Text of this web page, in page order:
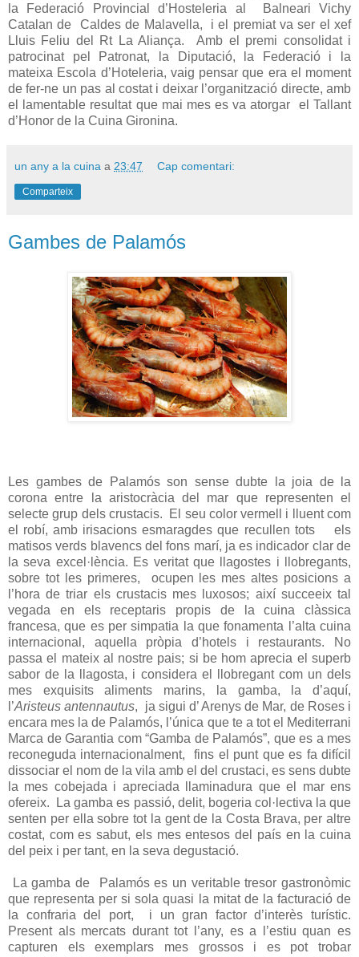
la Federació Provincial d’Hosteleria al
Balneari Vichy
Catalan de
Caldes de Malavella,
i el premiat va ser el xef
Lluis Feliu del Rt La Aliança.
Amb el premi consolidat i
patrocinat pel Patronat, la Diputació, la Federació i la
mateixa Escola d’Hoteleria, vaig pensar que era el moment
de fer-ne un pas al costat i deixar l’organització directe, amb
el lamentable resultat que mai mes es va atorgar
el Tallant
d’Honor de la Cuina Gironina.
un any a la cuina a 23:47 Cap comentari:
Comparteix
Gambes de Palamós
Les gambes de Palamós son sense dubte la joia de la
corona entre la aristocràcia del mar que representen el
selecte grup dels crustacis.
El seu color vermell i lluent com
el robí, amb irisacions esmaragdes que recullen tots
els
matisos verds blavencs del fons marí, ja es indicador clar de
la seva excel·lència. Es veritat que llagostes i llobregants,
sobre tot les primeres,
ocupen les mes altes posicions a
l’hora de triar els crustacis mes luxosos; així succeeix tal
vegada en els receptaris propis de la cuina clàssica
francesa, que es per simpatia la que fonamenta l’alta cuina
internacional, aquella pròpia d’hotels i restaurants. No
passa el mateix al nostre pais; si be hom aprecia el superb
sabor de la llagosta, i considera el llobregant com un dels
mes exquisits aliments marins, la gamba, la d’aquí,
l’Aristeus antennautus,
ja sigui d’ Arenys de Mar, de Roses i
encara mes la de Palamós, l’única que te a tot el Mediterrani
Marca de Garantia com “Gamba de Palamós”, que es a mes
reconeguda internacionalment,
fins el punt que es fa difícil
dissociar el nom de la vila amb el del crustaci, es sens dubte
la mes cobejada i apreciada llaminadura que el mar ens
ofereix.
La gamba es passió, delit, bogeria col·lectiva la que
senten per ella sobre tot la gent de la Costa Brava, per altre
costat, com es sabut, els mes entesos del país en la cuina
del peix i per tant, en la seva degustació.
La gamba de
Palamós es un veritable tresor gastronòmic
que representa per si sola quasi la mitat de la facturació de
la confraria del port,
i un gran factor d’interès turístic.
Present als mercats durant tot l’any, es a l’estiu quan es
capturen els exemplars mes grossos i es pot trobar